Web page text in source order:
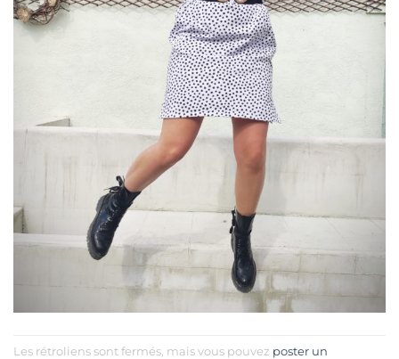
Les rétroliens sont fermés, mais vous pouvez poster un